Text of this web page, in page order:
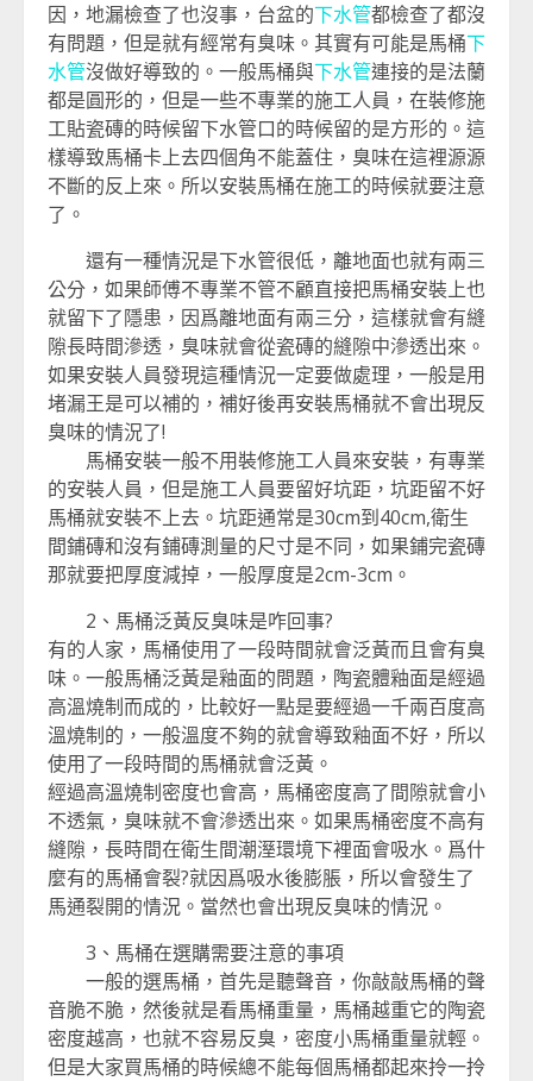
因，地漏檢查了也沒事，台盆的下水管都檢查了都沒
有問題，但是就有經常有臭味。其實有可能是馬桶下
水管沒做好導致的。一般馬桶與下水管連接的是法蘭
都是圓形的，但是一些不專業的施工人員，在裝修施
工貼瓷磚的時候留下水管口的時候留的是方形的。這
樣導致馬桶卡上去四個角不能蓋住，臭味在這裡源源
不斷的反上來。所以安裝馬桶在施工的時候就要注意
了。
還有一種情況是下水管很低，離地面也就有兩三
公分，如果師傅不專業不管不顧直接把馬桶安裝上也
就留下了隱患，因爲離地面有兩三分，這樣就會有縫
隙長時間滲透，臭味就會從瓷磚的縫隙中滲透出來。
如果安裝人員發現這種情況一定要做處理，一般是用
堵漏王是可以補的，補好後再安裝馬桶就不會出現反
臭味的情況了!
馬桶安裝一般不用裝修施工人員來安裝，有專業
的安裝人員，但是施工人員要留好坑距，坑距留不好
馬桶就安裝不上去。坑距通常是30cm到40cm,衛生
間鋪磚和沒有鋪磚測量的尺寸是不同，如果鋪完瓷磚
那就要把厚度減掉，一般厚度是2cm-3cm。
2、馬桶泛黃反臭味是咋回事?
有的人家，馬桶使用了一段時間就會泛黃而且會有臭
味。一般馬桶泛黃是釉面的問題，陶瓷體釉面是經過
高溫燒制而成的，比較好一點是要經過一千兩百度高
溫燒制的，一般溫度不夠的就會導致釉面不好，所以
使用了一段時間的馬桶就會泛黃。
經過高溫燒制密度也會高，馬桶密度高了間隙就會小
不透氣，臭味就不會滲透出來。如果馬桶密度不高有
縫隙，長時間在衛生間潮溼環境下裡面會吸水。爲什
麼有的馬桶會裂?就因爲吸水後膨脹，所以會發生了
馬通裂開的情況。當然也會出現反臭味的情況。
3、馬桶在選購需要注意的事項
一般的選馬桶，首先是聽聲音，你敲敲馬桶的聲
音脆不脆，然後就是看馬桶重量，馬桶越重它的陶瓷
密度越高，也就不容易反臭，密度小馬桶重量就輕。
但是大家買馬桶的時候總不能每個馬桶都起來拎一拎